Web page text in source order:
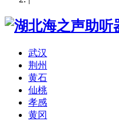
武汉
荆州
黄石
仙桃
孝感
黄冈